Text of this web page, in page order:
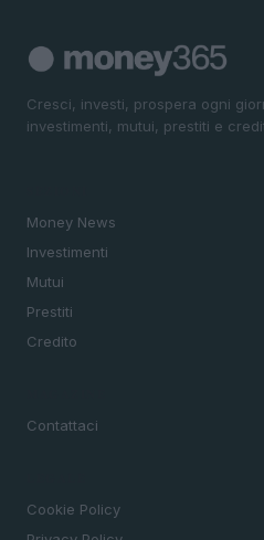
Cresci, investi, prospera ogni
investimenti, mutui, prestiti e
Money News
Investimenti
Mutui
Prestiti
Credito
Contattaci
Cookie Policy